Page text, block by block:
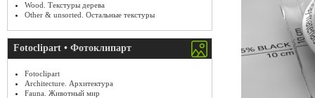
Wood. Текстуры дерева
Other & unsorted. Остальные текстуры
Fotoclipart • Фотоклипарт
Fotoclipart
Architecture. Архитектура
Fauna. Животный мир